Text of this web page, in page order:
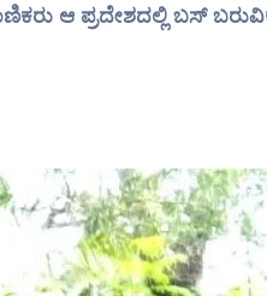
ಆ ಪ್ರದೇಶದಲ್ಲಿ ಬಸ್